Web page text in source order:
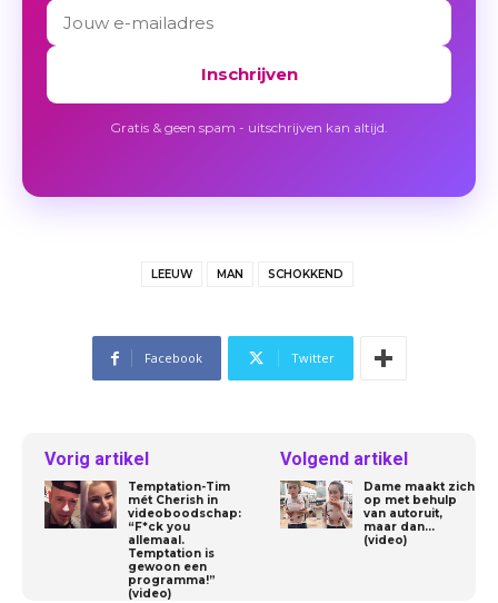
Inschrijven
Gratis & geen spam - uitschrijven kan altijd.
LEEUW MAN SCHOKKEND
Facebook Twitter
Vorig artikel
Temptation-Tim
mét Cherish in
videoboodschap:
“F*ck you
allemaal.
Temptation is
gewoon een
programma!”
(video)
Volgend artikel
Dame maakt zich
op met behulp
van autoruit,
maar dan…
(video)